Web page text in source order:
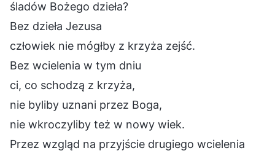
śladów Bożego dzieła?
Bez dzieła Jezusa
człowiek nie mógłby z krzyża zejść.
Bez wcielenia w tym dniu
ci, co schodzą z krzyża,
nie byliby uznani przez Boga,
nie wkroczyliby też w nowy wiek.
Przez wzgląd na przyjście drugiego wcielenia